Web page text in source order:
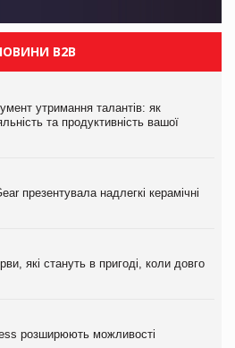
B2B
утримання талантів: як
та продуктивність вашої
презентувала надлегкі керамічні
які стануть в пригоді, коли довго
розширюють можливості